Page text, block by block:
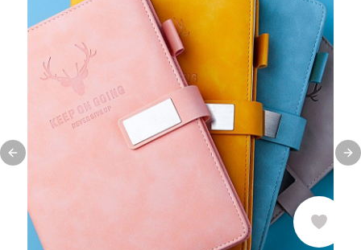
Previous slide